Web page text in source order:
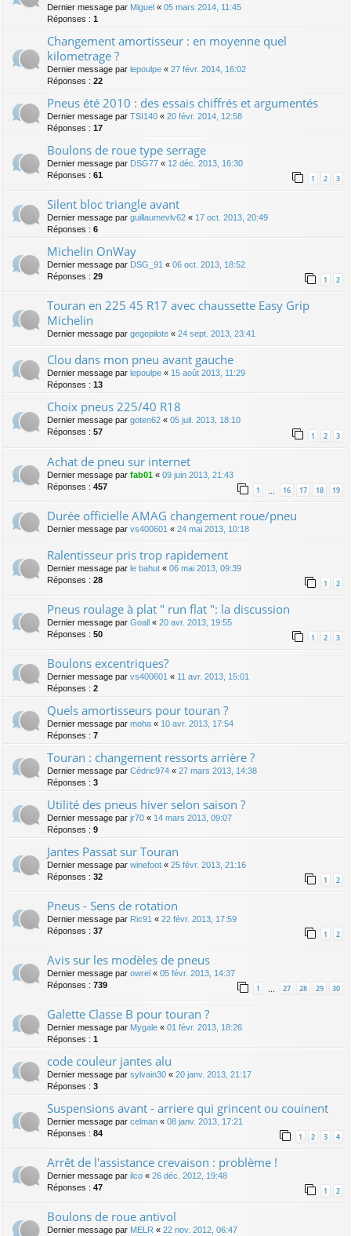
Dernier message par Miguel « 05 mars 2014, 11:45
Réponses : 1
Changement amortisseur : en moyenne quel
kilometrage ?
Dernier message par lepoulpe « 27 févr. 2014, 16:02
Réponses : 22
Pneus été 2010 : des essais chiffrés et argumentés
Dernier message par TSI140 « 20 févr. 2014, 12:58
Réponses : 17
Boulons de roue type serrage
Dernier message par DSG77 « 12 déc. 2013, 16:30
Réponses : 61 1 2 3
Silent bloc triangle avant
Dernier message par guillaumevlv62 « 17 oct. 2013, 20:49
Réponses : 6
Michelin OnWay
Dernier message par DSG_91 « 06 oct. 2013, 18:52
Réponses : 29 1 2
Touran en 225 45 R17 avec chaussette Easy Grip
Michelin
Dernier message par gegepilote « 24 sept. 2013, 23:41
Clou dans mon pneu avant gauche
Dernier message par lepoulpe « 15 août 2013, 11:29
Réponses : 13
Choix pneus 225/40 R18
Dernier message par goten62 « 05 juil. 2013, 18:10
Réponses : 57 1 2 3
Achat de pneu sur internet
Dernier message par fab01 « 09 juin 2013, 21:43
Réponses : 457 1 16 17 18 19
Durée officielle AMAG changement roue/pneu
Dernier message par vs400601 « 24 mai 2013, 10:18
Ralentisseur pris trop rapidement
Dernier message par le bahut « 06 mai 2013, 09:39
Réponses : 28 1 2
Pneus roulage à plat " run flat ": la discussion
Dernier message par Goall « 20 avr. 2013, 19:55
Réponses : 50 1 2 3
Boulons excentriques?
Dernier message par vs400601 « 11 avr. 2013, 15:01
Réponses : 2
Quels amortisseurs pour touran ?
Dernier message par moha « 10 avr. 2013, 17:54
Réponses : 7
Touran : changement ressorts arrière ?
Dernier message par Cédric974 « 27 mars 2013, 14:38
Réponses : 3
Utilité des pneus hiver selon saison ?
Dernier message par jr70 « 14 mars 2013, 09:07
Réponses : 9
Jantes Passat sur Touran
Dernier message par winefoot « 25 févr. 2013, 21:16
Réponses : 32 1 2
Pneus - Sens de rotation
Dernier message par Ric91 « 22 févr. 2013, 17:59
Réponses : 37 1 2
Avis sur les modèles de pneus
Dernier message par owrel « 05 févr. 2013, 14:37
Réponses : 739 1 … 27 28 29 30
Galette Classe B pour touran ?
Dernier message par Mygale « 01 févr. 2013, 18:26
Réponses : 1
code couleur jantes alu
Dernier message par sylvain30 « 20 janv. 2013, 21:17
Réponses : 3
Suspensions avant - arriere qui grincent ou couinent
Dernier message par celman « 08 janv. 2013, 17:21
Réponses : 84 1 2 3 4
Arrêt de l'assistance crevaison : problème !
Dernier message par ilco « 26 déc. 2012, 19:48
Réponses : 47 1 2
Boulons de roue antivol
Dernier message par MELR « 22 nov. 2012, 06:47